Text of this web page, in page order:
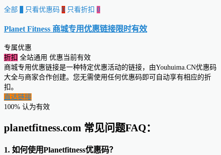
全部 只看优惠码 0 只看折扣 0
Planet Fitness 商城专用优惠链接限时有效
专属优惠
折扣
全站通用 优惠当前有效
商城专用优惠链接是一种特定优惠活动的链接，由Youhuima.CN优惠码
大全与商家合作创建。您无需使用任何优惠码即可自动享有相应的折
扣。
直达链接
100% 认为有效
planetfitness.com 常见问题FAQ：
1. 如何使用Planetfitness优惠码？